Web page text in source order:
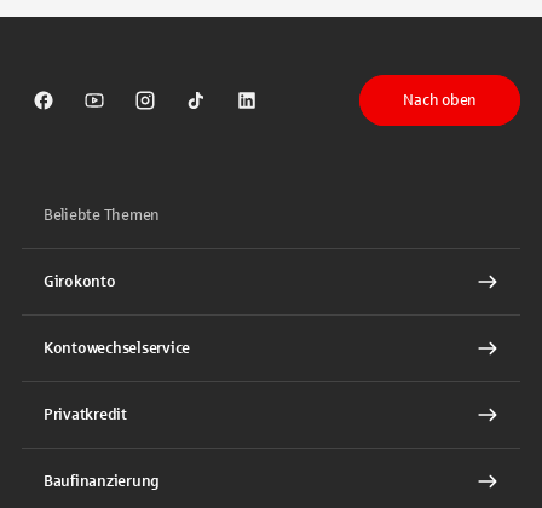
Sparkasse auf Facebook
Sparkasse auf Youtube
Sparkasse auf Instagram
Sparkasse auf TikTok
Sparkasse auf LinkedIn
Nach oben
Beliebte Themen
Girokonto
Kontowechselservice
Privatkredit
Baufinanzierung